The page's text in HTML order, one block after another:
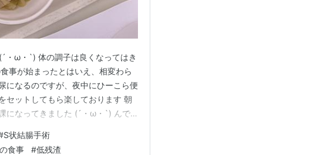
・ω・`) 体の調子は良くなってはき
事が始まったとはいえ、相変わら
になるのですが、夜中にひーこら便
セットしてもら楽しております 朝
になってきました (´・ω・`) んで
述しますが、体重の最低ピーク
S状結腸手術
食事 #低残渣